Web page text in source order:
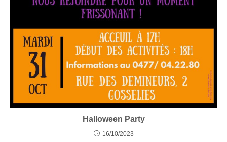
Halloween Party
16/10/2023